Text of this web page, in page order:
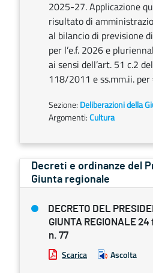
2025-27. Applicazione
risultato di
al bilancio di previsione
per l’e.f. 2026 e
ai sensi dell’art. 51 c.2
118/2011 e ss.mm.ii.
Sezione: Deliberazioni della
Argomenti:Cultura
Decreti e ordinanze del
Giunta regionale
DECRETO DEL
GIUNTA REGIONALE
n. 77
Scarica Ascolta